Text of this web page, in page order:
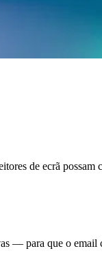
de ecrã possam
— para que o email